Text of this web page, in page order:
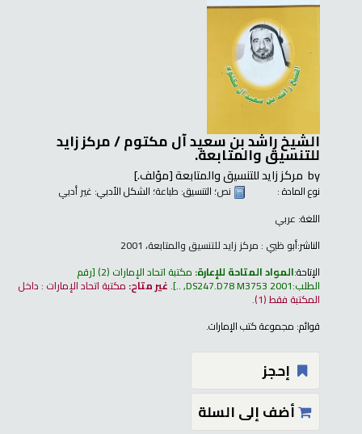
الشيخ راشد بن سعيد آل مكتوم /مركز زايد
للتنسيق والمتابعة.
by مركز زايد للتنسيق والمتابعة[مؤلف.]
نوع المادة : نص؛ التنسيق: طباعة؛ الشكل الأدبي: غير أدبي
اللغة: عربي
الناشر:أبو ظبي : مركز زايد للتنسيق والمتابعة، 2001
الإتاحة:المواد المتاحة للإعارة: مكتبة اتحاد الإمارات (2) رقم
الطلب:DS247.D78 M3753 2001, ..
.غير متاح: مكتبة اتحاد الإمارات : داخل
المكتبة فقط(1).
قوائم: مجموعة كتب الإمارات.
إحجز
أضف إلى السلة